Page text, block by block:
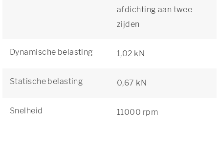
afdichting aan twee
zijden
Dynamische belasting 1,02 kN
Statische belasting 0,67 kN
Snelheid 11000 rpm